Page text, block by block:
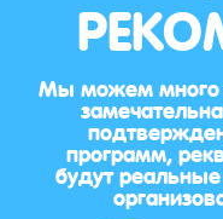
Мы можем много
программ,
будут